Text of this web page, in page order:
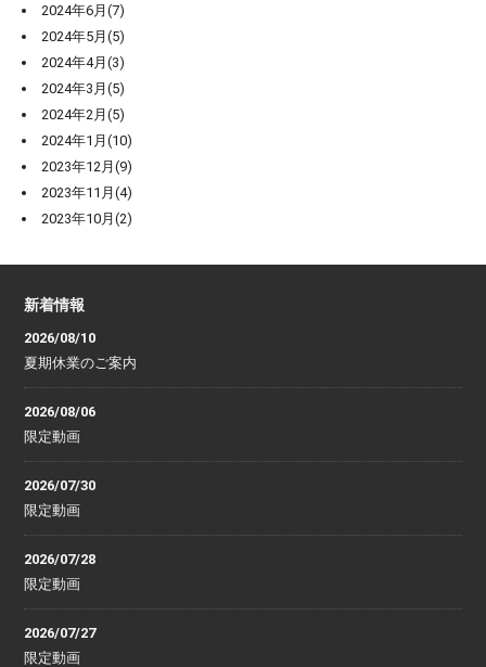
2024年6月(7)
2024年5月(5)
2024年4月(3)
2024年3月(5)
2024年2月(5)
2024年1月(10)
2023年12月(9)
2023年11月(4)
2023年10月(2)
新着情報
2026/08/10
夏期休業のご案内
2026/08/06
限定動画
2026/07/30
限定動画
2026/07/28
限定動画
2026/07/27
限定動画